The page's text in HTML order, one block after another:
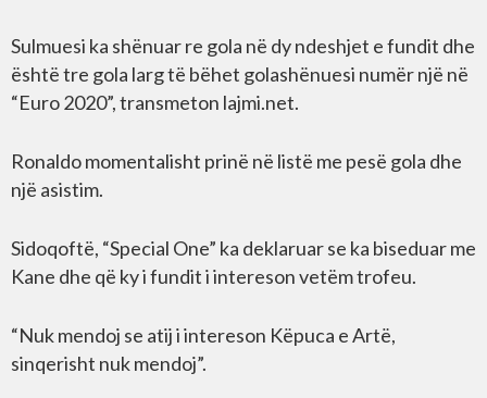
Sulmuesi ka shënuar re gola në dy ndeshjet e fundit dhe
është tre gola larg të bëhet golashënuesi numër një në
“Euro 2020”, transmeton lajmi.net.
Ronaldo momentalisht prinë në listë me pesë gola dhe
një asistim.
Sidoqoftë, “Special One” ka deklaruar se ka biseduar me
Kane dhe që ky i fundit i intereson vetëm trofeu.
“Nuk mendoj se atij i intereson Këpuca e Artë,
sinqerisht nuk mendoj”.